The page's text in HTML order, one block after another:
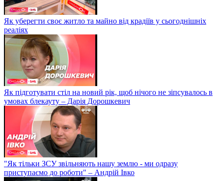
Як уберегти своє житло та майно від крадіїв у сьогоднішніх
реаліях
Як підготувати стіл на новий рік, щоб нічого не зіпсувалось в
умовах блекауту – Дарія Дорошкевич
"Як тільки ЗСУ звільняють нашу землю - ми одразу
приступаємо до роботи" – Андрій Івко